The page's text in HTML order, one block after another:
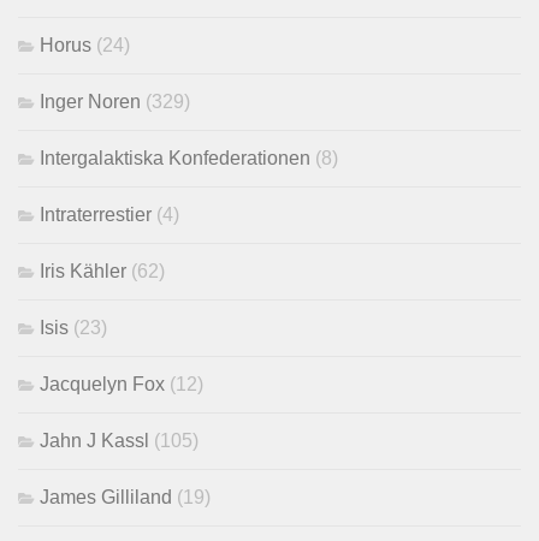
Horus (24)
Inger Noren (329)
Intergalaktiska Konfederationen (8)
Intraterrestier (4)
Iris Kähler (62)
Isis (23)
Jacquelyn Fox (12)
Jahn J Kassl (105)
James Gilliland (19)